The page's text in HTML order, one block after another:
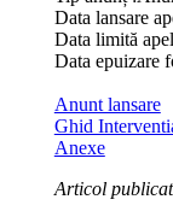
Data lansare
Data limită
Data epuizare
Anunt lansare
Ghid
Anexe
Articol